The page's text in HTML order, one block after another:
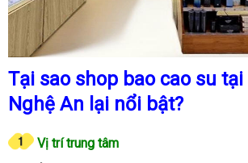
Tại sao shop bao cao su tại
Nghệ An lại nổi bật?
Vị trí trung tâm